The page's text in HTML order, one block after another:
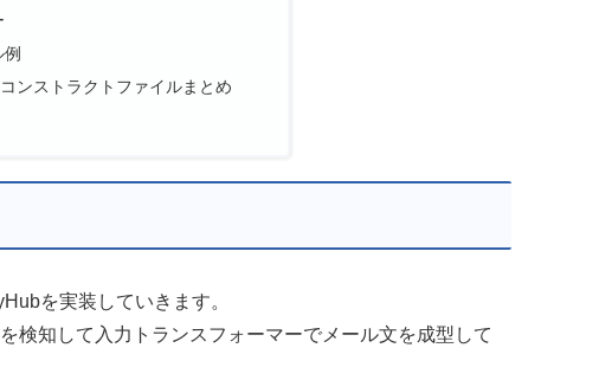
ンストラクトファイルまとめ
を実装していきます。
検知して入力トランスフォーマーでメール文を成型して